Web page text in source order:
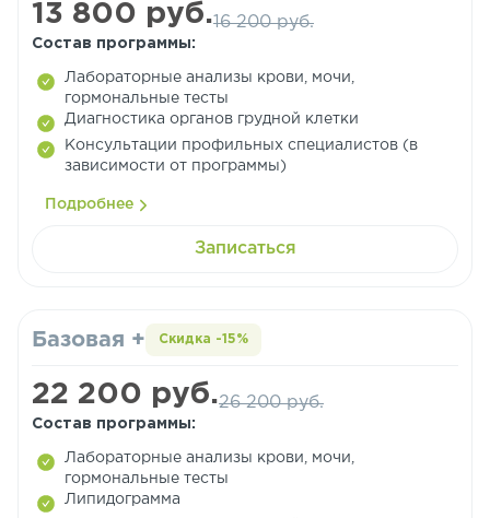
13 800 руб.16 200 руб.
Состав программы:
Лабораторные анализы крови, мочи,
гормональные тесты
Диагностика органов грудной клетки
Консультации профильных специалистов (в
зависимости от программы)
Подробнее
Записаться
Базовая + Скидка -15%
22 200 руб.26 200 руб.
Состав программы:
Лабораторные анализы крови, мочи,
гормональные тесты
Липидограмма